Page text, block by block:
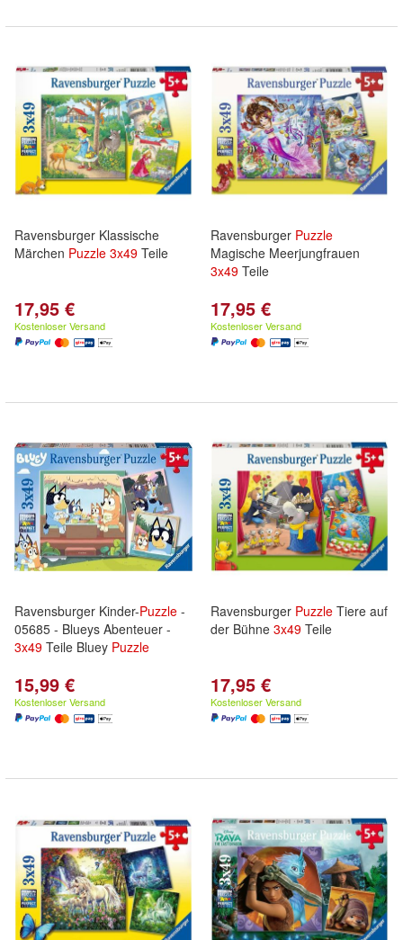
Ravensburger Klassische
Märchen Puzzle 3x49 Teile
17,95 €
Kostenloser Versand
Ravensburger Puzzle
Magische Meerjungfrauen
3x49 Teile
17,95 €
Kostenloser Versand
Ravensburger Kinder-Puzzle -
05685 - Blueys Abenteuer -
3x49 Teile Bluey Puzzle
15,99 €
Kostenloser Versand
Ravensburger Puzzle Tiere auf
der Bühne 3x49 Teile
17,95 €
Kostenloser Versand